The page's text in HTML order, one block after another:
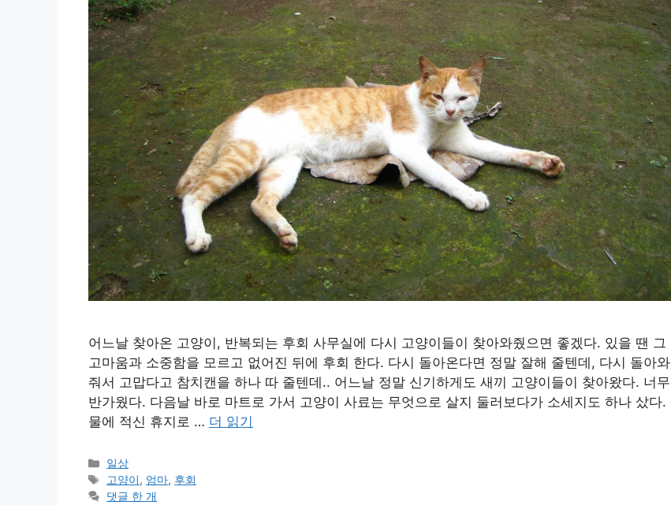
어느날 찾아온 고양이, 반복되는 후회 사무실에 다시 고양이들이 찾아와줬으면 좋겠다. 있을 땐 그
고마움과 소중함을 모르고 없어진 뒤에 후회 한다. 다시 돌아온다면 정말 잘해 줄텐데, 다시 돌아와
줘서 고맙다고 참치캔을 하나 따 줄텐데.. 어느날 정말 신기하게도 새끼 고양이들이 찾아왔다. 너무
반가웠다. 다음날 바로 마트로 가서 고양이 사료는 무엇으로 살지 둘러보다가 소세지도 하나 샀다.
물에 적신 휴지로 … 더 읽기
카
테
고
일상
태
그
고양이, 엄마, 후회
댓글 한 개